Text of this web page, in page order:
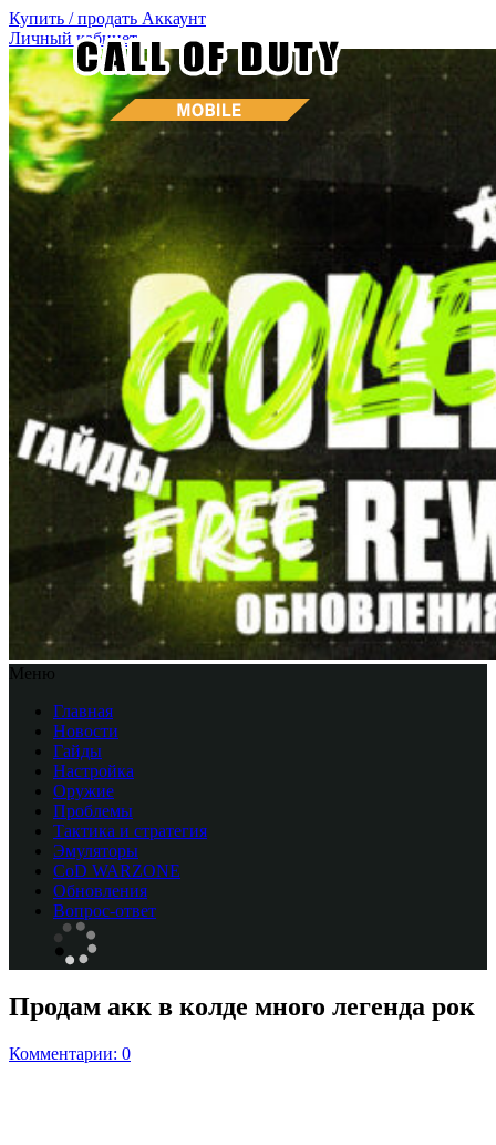
Купить / продать Аккаунт
Личный кабинет
Меню
Главная
Новости
Гайды
Настройка
Оружие
Проблемы
Тактика и стратегия
Эмуляторы
CоD WARZONE
Обновления
Вопрос-ответ
Продам акк в колде много легенда рок
Комментарии: 0